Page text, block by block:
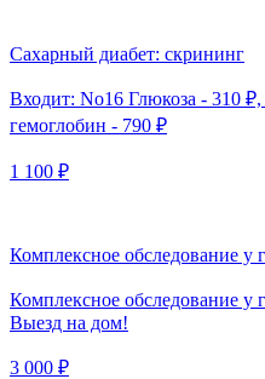
Сахарный диабет: скрининг
Входит: No16 Глюкоза - 310
гемоглобин - 790 ₽
1 100 ₽
Комплексное обследование у
Комплексное обследование у
Выезд на дом!
3 000 ₽